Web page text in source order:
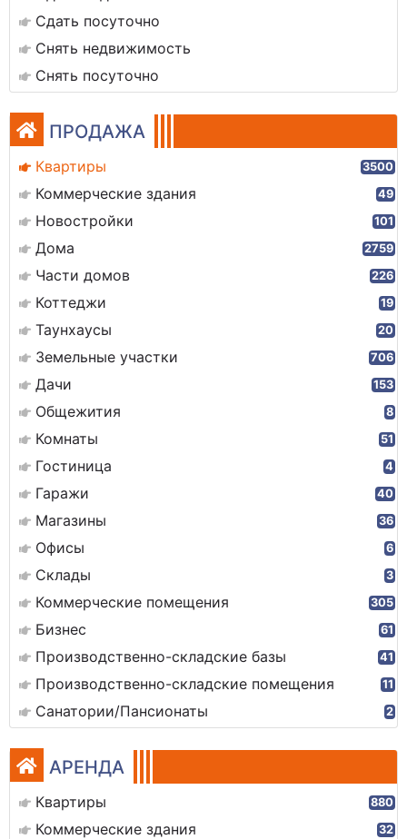
Сдать посуточно
Снять недвижимость
Снять посуточно
ПРОДАЖА
Квартиры 3500
Коммерческие здания 49
Новостройки 101
Дома 2759
Части домов 226
Коттеджи 19
Таунхаусы 20
Земельные участки 706
Дачи 153
Общежития 8
Комнаты 51
Гостиница 4
Гаражи 40
Магазины 36
Офисы 6
Склады 3
Коммерческие помещения 305
Бизнес 61
Производственно-складские базы 41
Производственно-складские помещения 11
Санатории/Пансионаты 2
АРЕНДА
Квартиры 880
Коммерческие здания 32